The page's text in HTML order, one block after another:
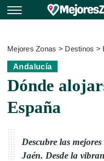
Mejores Zonas > Destinos >
Andalucía
Dónde
España
Descubre las
Jaén. Desde la